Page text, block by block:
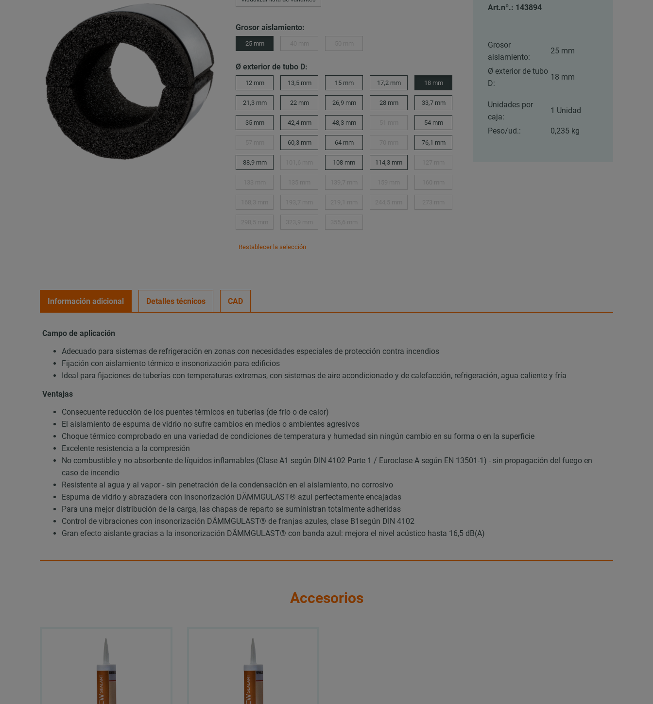
Grosor aislamiento:
25 mm
Ø exterior de tubo D:
12 mm 13,5 mm 15 mm 17,2 mm 18 mm
21,3 mm 22 mm 26,9 mm 28 mm 33,7 mm
35 mm 42,4 mm 48,3 mm 54 mm
60,3 mm 64 mm 76,1 mm
88,9 mm 108 mm 114,3 mm
Restablecer la selección
Art.nº.: 143894
Grosor
aislamiento:
25 mm
Ø exterior de tubo
D:
18 mm
Unidades por
caja:
1 Unidad
Peso/ud.: 0,235 kg
Información adicional Detalles técnicos CAD
Campo de aplicación
Adecuado para sistemas de refrigeración en zonas con necesidades especiales de protección contra incendios
Fijación con aislamiento térmico e insonorización para edificios
Ideal para fijaciones de tuberías con temperaturas extremas, con sistemas de aire acondicionado y de calefacción, refrigeración, agua caliente y fría
Ventajas
Consecuente reducción de los puentes térmicos en tuberías (de frío o de calor)
El aislamiento de espuma de vidrio no sufre cambios en medios o ambientes agresivos
Choque térmico comprobado en una variedad de condiciones de temperatura y humedad sin ningún cambio en su forma o en la superficie
Excelente resistencia a la compresión
No combustible y no absorbente de líquidos inflamables (Clase A1 según DIN 4102 Parte 1 / Euroclase A según EN 13501-1) - sin propagación del fuego en
caso de incendio
Resistente al agua y al vapor - sin penetración de la condensación en el aislamiento, no corrosivo
Espuma de vidrio y abrazadera con insonorización DÄMMGULAST® azul perfectamente encajadas
Para una mejor distribución de la carga, las chapas de reparto se suministran totalmente adheridas
Control de vibraciones con insonorización DÄMMGULAST® de franjas azules, clase B1según DIN 4102
Gran efecto aislante gracias a la insonorización DÄMMGULAST® con banda azul: mejora el nivel acústico hasta 16,5 dB(A)
Accesorios